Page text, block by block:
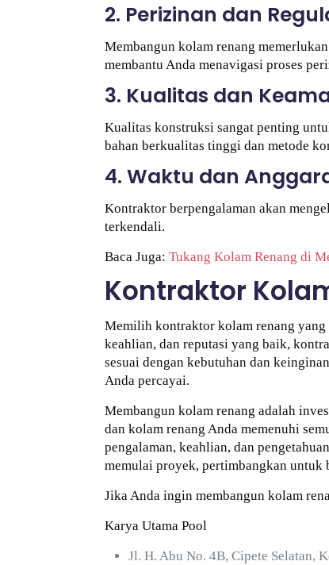
2. Perizinan dan
Membangun kolam renang
membantu Anda menavigasi proses
3. Kualitas dan
Kualitas konstruksi sangat penting
bahan berkualitas tinggi dan metode
4. Waktu dan
Kontraktor berpengalaman akan
terkendali.
Baca Juga:Tukang Kolam Renang di
Kontraktor
Memilih kontraktor kolam renang yang
keahlian, dan reputasi yang baik,
sesuai dengan kebutuhan dan
Anda percayai.
Membangun kolam renang adalah
dan kolam renang Anda memenuhi
pengalaman, keahlian, dan
memulai proyek, pertimbangkan untuk
Jika Anda ingin membangun kolam
Karya Utama Pool
Jl. H. Abu No. 4B, Cipete Selatan,